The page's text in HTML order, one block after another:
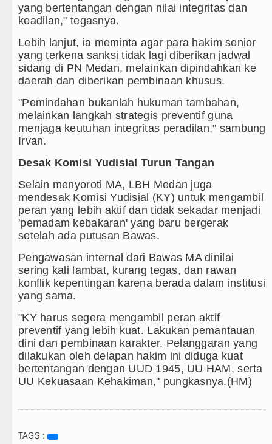
yang bertentangan dengan nilai integritas dan
keadilan," tegasnya.
Lebih lanjut, ia meminta agar para hakim senior
yang terkena sanksi tidak lagi diberikan jadwal
sidang di PN Medan, melainkan dipindahkan ke
daerah dan diberikan pembinaan khusus.
"Pemindahan bukanlah hukuman tambahan,
melainkan langkah strategis preventif guna
menjaga keutuhan integritas peradilan," sambung
Irvan.
Desak Komisi Yudisial Turun Tangan
Selain menyoroti MA, LBH Medan juga
mendesak Komisi Yudisial (KY) untuk mengambil
peran yang lebih aktif dan tidak sekadar menjadi
'pemadam kebakaran' yang baru bergerak
setelah ada putusan Bawas.
Pengawasan internal dari Bawas MA dinilai
sering kali lambat, kurang tegas, dan rawan
konflik kepentingan karena berada dalam institusi
yang sama.
"KY harus segera mengambil peran aktif
preventif yang lebih kuat. Lakukan pemantauan
dini dan pembinaan karakter. Pelanggaran yang
dilakukan oleh delapan hakim ini diduga kuat
bertentangan dengan UUD 1945, UU HAM, serta
UU Kekuasaan Kehakiman," pungkasnya.(HM)
TAGS :